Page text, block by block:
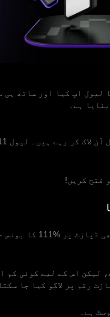
لیول اپ کیا اور ساتھ ہی
بنایا ہے۔
5 اکتوبر تک، ہم اپنے
لیکن اس کے لیے کوئی کم
رقم پر لاگو کیا جا سکتا
ہے۔